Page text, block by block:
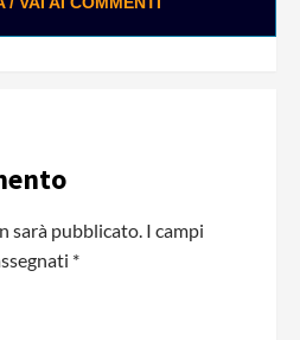
sarà pubblicato. I campi
*